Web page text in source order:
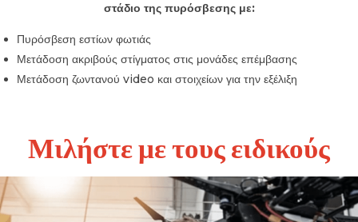
στάδιο της πυρόσβεσης με:
Πυρόσβεση εστίων φωτιάς
Μετάδοση ακριβούς στίγματος στις μονάδες επέμβασης
Μετάδοση ζωντανού video και στοιχείων για την εξέλιξη
Μιλήστε με τους ειδικούς